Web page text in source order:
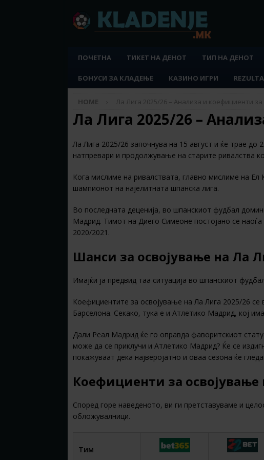
ПОЧЕТНА ТИКЕТ НА ДЕНОТ ТИП НА ДЕНОТ
БОНУСИ ЗА КЛАДЕЊЕ КАЗИНО ИГРИ
HOME Ла Лига 2025/26 – Анализа и коефициенти за
Ла Лига 2025/26 –
Ла Лига 2025/26 започнува на 15 август и ќе трае
натпревари и продолжување на старите ривалства
Кога мислиме на ривалствата, главно мислиме на
шампионот на најелитната шпанска лига.
Во последната деценија, во шпанскиот фудбал
Мадрид. Тимот на Диего Симеоне постојано се
2020/2021.
Шанси за освојување на Ла
Имајќи ја предвид таа ситуација во шпанскиот
Коефициентите за освојување на Ла Лига 2025/26
Барселона. Секако, тука е и Атлетико Мадрид, кој
Дали Реал Мадрид ќе го оправда фаворитскиот
може да се приклучи и Атлетико Мадрид? Ќе се
покажуваат дека најверојатно и оваа сезона ќе
Коефициенти за освојување
Според горе наведеното, ви ги претставуваме и
обложувалници.
Тим